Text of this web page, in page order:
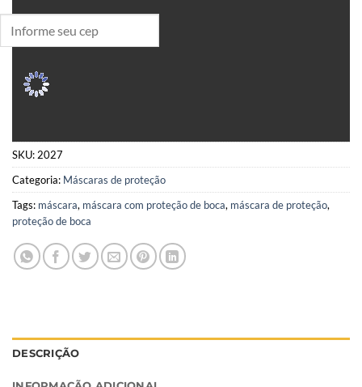
SKU: 2027
Categoria: Máscaras de proteção
Tags: máscara, máscara com proteção de boca, máscara de proteção,
proteção de boca
DESCRIÇÃO